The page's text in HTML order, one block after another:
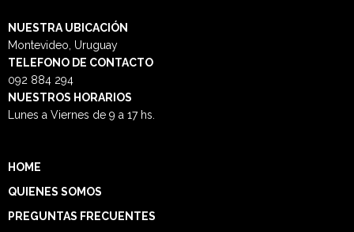
NUESTRAUBICACIÓN
Montevideo, Uruguay
TELEFONO DE CONTACTO
092 884 294
NUESTROS HORARIOS
Lunes a Viernes de 9 a 17 hs.
HOME
QUIENES SOMOS
PREGUNTAS FRECUENTES